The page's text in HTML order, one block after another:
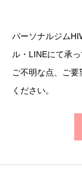
パーソナルジム
ル・LINEにて承っ
ご不明な点、ご
ください。